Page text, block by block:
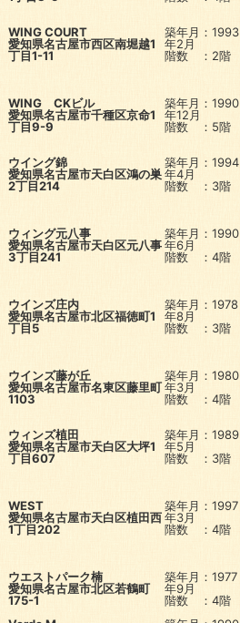
WING COURT
愛知県名古屋市西区南堀越1
丁目1-11
築年月：1993
年2月
階数 ：2階
WING CKビル
愛知県名古屋市千種区京命1
丁目9-9
築年月：1990
年12月
階数 ：5階
ウイング錦
愛知県名古屋市天白区鴻の巣
2丁目214
築年月：1994
年4月
階数 ：3階
ウィング元八事
愛知県名古屋市天白区元八事
3丁目241
築年月：1990
年6月
階数 ：4階
ウインズ庄内
愛知県名古屋市北区福徳町1
丁目5
築年月：1978
年8月
階数 ：3階
ウインズ藤が丘
愛知県名古屋市名東区藤里町
1103
築年月：1980
年3月
階数 ：4階
ウィンズ植田
愛知県名古屋市天白区大坪1
丁目607
築年月：1989
年5月
階数 ：3階
WEST
愛知県名古屋市天白区植田西
1丁目202
築年月：1997
年3月
階数 ：4階
ウエストパーク楠
愛知県名古屋市北区若鶴町
175-1
築年月：1977
年9月
階数 ：4階